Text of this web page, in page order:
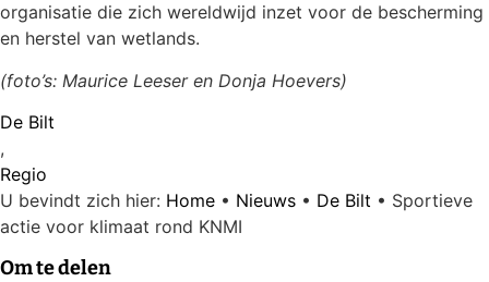
organisatie die zich wereldwijd inzet voor de bescherming
en herstel van wetlands.
(foto’s: Maurice Leeser en Donja Hoevers)
De Bilt
,
Regio
U bevindt zich hier: Home • Nieuws • De Bilt • Sportieve
actie voor klimaat rond KNMI
Om te delen